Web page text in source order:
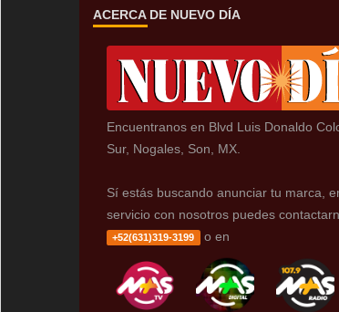
ACERCA DE NUEVO DÍA
Encuentranos en Blvd Luis Donaldo
Sur, Nogales, Son, MX.
Sí estás buscando anunciar tu marca,
servicio con nosotros puedes
+52(631)319-3199 o en